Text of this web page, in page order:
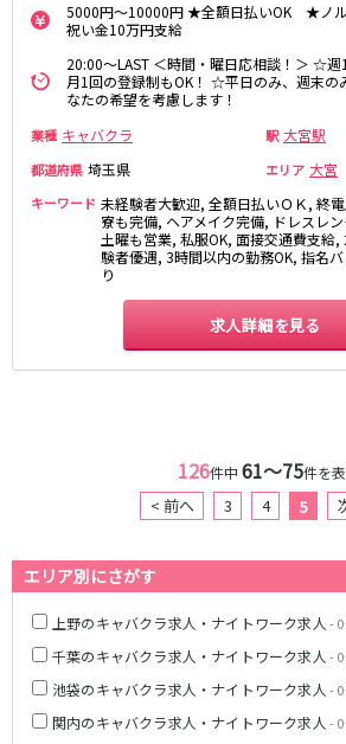
5000円～10000円 ★全額日払いOK ★ノ
祝い金10万円支給
20:00～LAST ＜時間・曜日応相談！＞ ☆
月1回の登録制もOK！ ☆平日のみ、週末の
なたの希望を考慮します！
業種 キャバクラ 駅 大宮駅
都道府県 埼玉県 エリア 大宮
キーワード 未経験者大歓迎, 全額日払いＯＫ, 終
寮も完備, ヘアメイク完備, ドレスレ
土曜も営業, 私服OK, 面接交通費支給,
験者優遇, 3時間以内の勤務OK, 指名
り
求人詳細を見る
126件中 61〜75件を
< 前へ 3 4 5
エリア別にさがす
上野のキャバクラ求人・ナイトワーク求人 -
千葉のキャバクラ求人・ナイトワーク求人 -
池袋のキャバクラ求人・ナイトワーク求人 -
関内のキャバクラ求人・ナイトワーク求人 -
大和駅
藤沢駅
相模大野駅
湘南台駅
鶴間駅
中央林間駅
本鵠沼駅
京成千葉線
千葉中央駅
京成千葉駅
京成津田沼駅
京成稲毛駅
京成幕張本郷駅
北千住駅
新越谷駅
押上〈スカイツリー前〉駅谷塚駅
浅草駅
新伊勢崎駅
伊勢崎駅
南羽生駅
蒲生駅
茂林寺前駅
牛田駅
越谷駅
五反野駅